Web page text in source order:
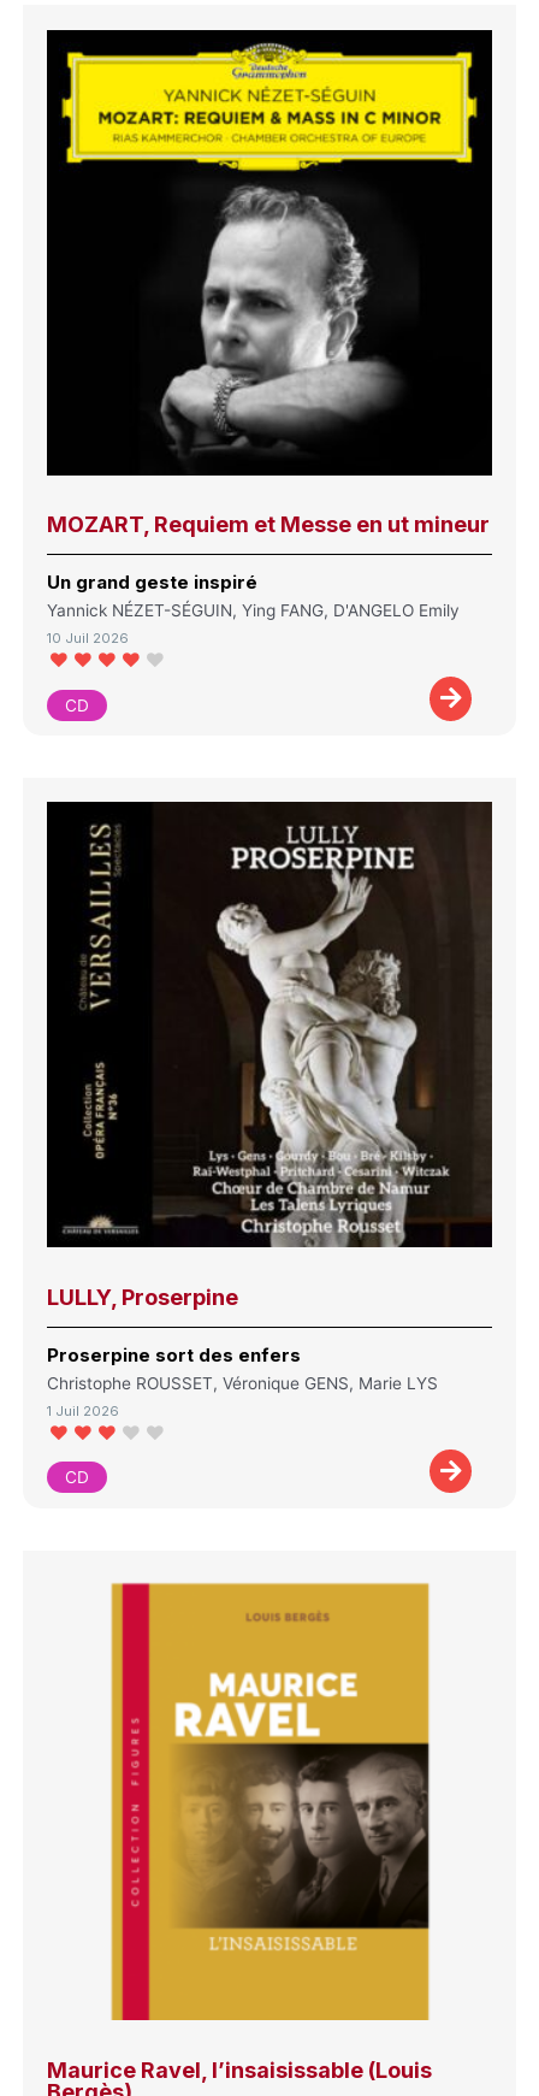
MOZART, Requiem et Messe en ut mineur
Un grand geste inspiré
Yannick NÉZET-SÉGUIN, Ying FANG, D'ANGELO Emily
10 Juil 2026
CD
LULLY, Proserpine
Proserpine sort des enfers
Christophe ROUSSET, Véronique GENS, Marie LYS
1 Juil 2026
CD
Maurice Ravel, l’insaisissable (Louis